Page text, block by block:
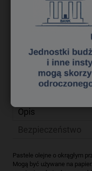
Kod produktu:
krk0020059
Opis
Pastele olejne o okrągłym
Mogą być używane na